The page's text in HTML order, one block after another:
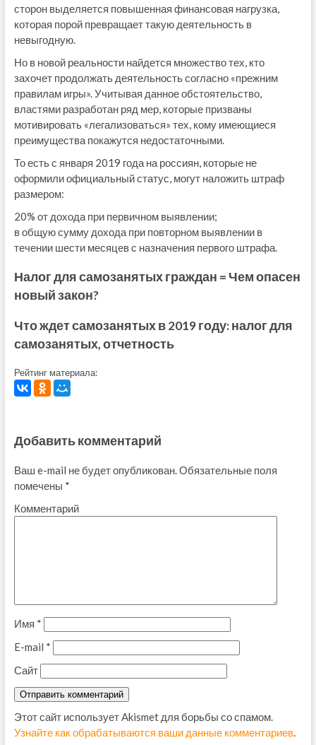
сторон выделяется повышенная финансовая нагрузка,
которая порой превращает такую деятельность в
невыгодную.
Но в новой реальности найдется множество тех, кто
захочет продолжать деятельность согласно «прежним
правилам игры». Учитывая данное обстоятельство,
властями разработан ряд мер, которые призваны
мотивировать «легализоваться» тех, кому имеющиеся
преимущества покажутся недостаточными.
То есть с января 2019 года на россиян, которые не
оформили официальный статус, могут наложить штраф
размером:
20% от дохода при первичном выявлении;
в общую сумму дохода при повторном выявлении в
течении шести месяцев с назначения первого штрафа.
Налог для самозанятых граждан = Чем опасен
новый закон?
Что ждет самозанятых в 2019 году: налог для
самозанятых, отчетность
Рейтинг материала:
Добавить комментарий
Ваш e-mail не будет опубликован.Обязательные поля
помечены *
Комментарий
Имя *
E-mail *
Сайт
Этот сайт использует Akismet для борьбы со спамом.
Узнайте как обрабатываются ваши данные комментариев.